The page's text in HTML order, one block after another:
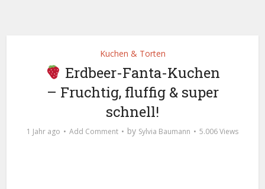
Kuchen & Torten
Erdbeer-Fanta-Kuchen
– Fruchtig, fluffig & super
schnell!
1 Jahr ago Add Comment by Sylvia Baumann 5.006 Views